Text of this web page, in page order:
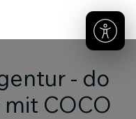
- do
COCO